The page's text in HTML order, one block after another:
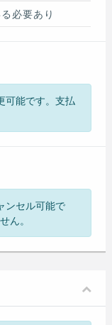
必要あり
可能です。支払
ンセル可能で
ん。